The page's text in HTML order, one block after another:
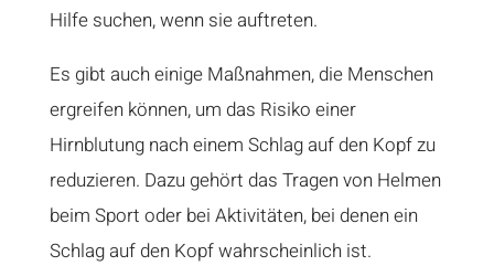
Hilfe suchen, wenn sie auftreten.
Es gibt auch einige Maßnahmen, die Menschen
ergreifen können, um das Risiko einer
Hirnblutung nach einem Schlag auf den Kopf zu
reduzieren. Dazu gehört das Tragen von Helmen
beim Sport oder bei Aktivitäten, bei denen ein
Schlag auf den Kopf wahrscheinlich ist.